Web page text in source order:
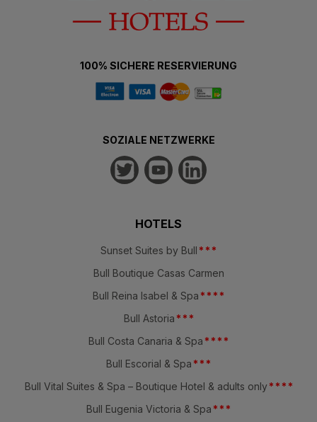
100% SICHERE RESERVIERUNG
SOZIALE NETZWERKE
HOTELS
Sunset Suites by Bull * * *
Bull Boutique Casas Carmen
Bull Reina Isabel & Spa * * * *
Bull Astoria * * *
Bull Costa Canaria & Spa * * * *
Bull Escorial & Spa * * *
Bull Vital Suites & Spa – Boutique Hotel & adults only * * * *
Bull Eugenia Victoria & Spa * * *